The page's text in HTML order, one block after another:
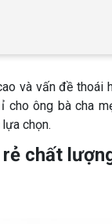
và vấn đề thoái
ông bà cha
chọn.
chất